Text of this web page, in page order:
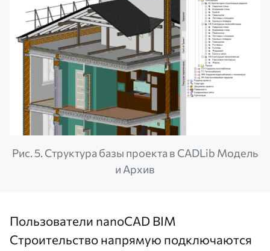
Рис. 5. Структура базы проекта в CADLib Модель
и Архив
Пользователи nanoCAD BIM
Строительство напрямую подключаются